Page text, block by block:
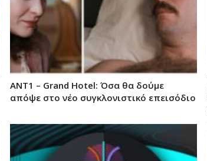
ΑΝΤ1 – Grand Hotel: Όσα θα δούμε
απόψε στο νέο συγκλονιστικό επεισόδιο